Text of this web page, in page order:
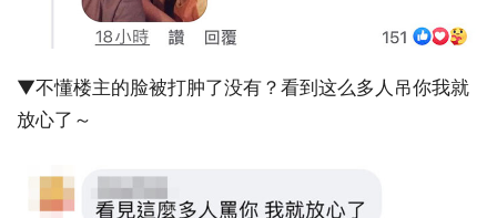
▼不懂楼主的脸被打肿了没有？看到这么多人吊你我就
放心了～